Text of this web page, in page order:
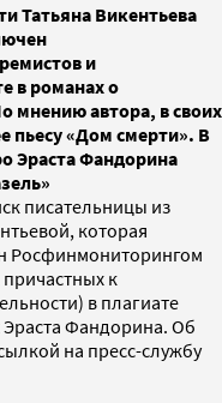
Татьяна Викентьева
и
в романах о
мнению автора, в своих
пьесу «Дом смерти». В
Эраста Фандорина
писательницы из
которая
Росфинмониторингом
к
в плагиате
Эраста Фандорина. Об
на пресс-службу